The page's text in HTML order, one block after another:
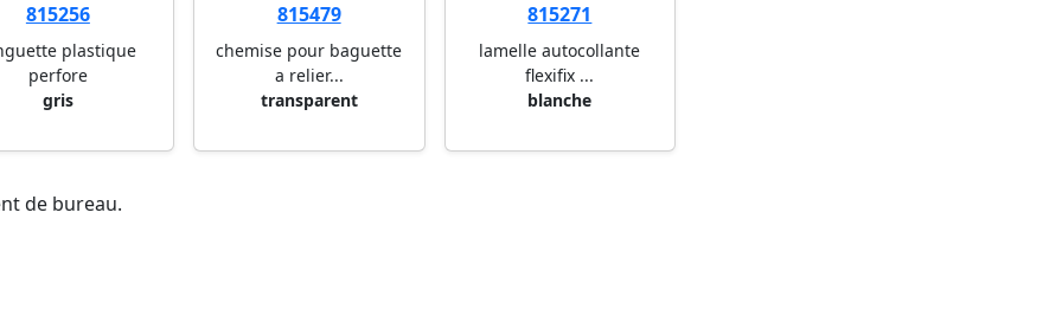
815256
plastique
perfore
gris
815479
chemise pour baguette
a relier...
transparent
815271
lamelle autocollante
flexifix ...
blanche
de bureau.